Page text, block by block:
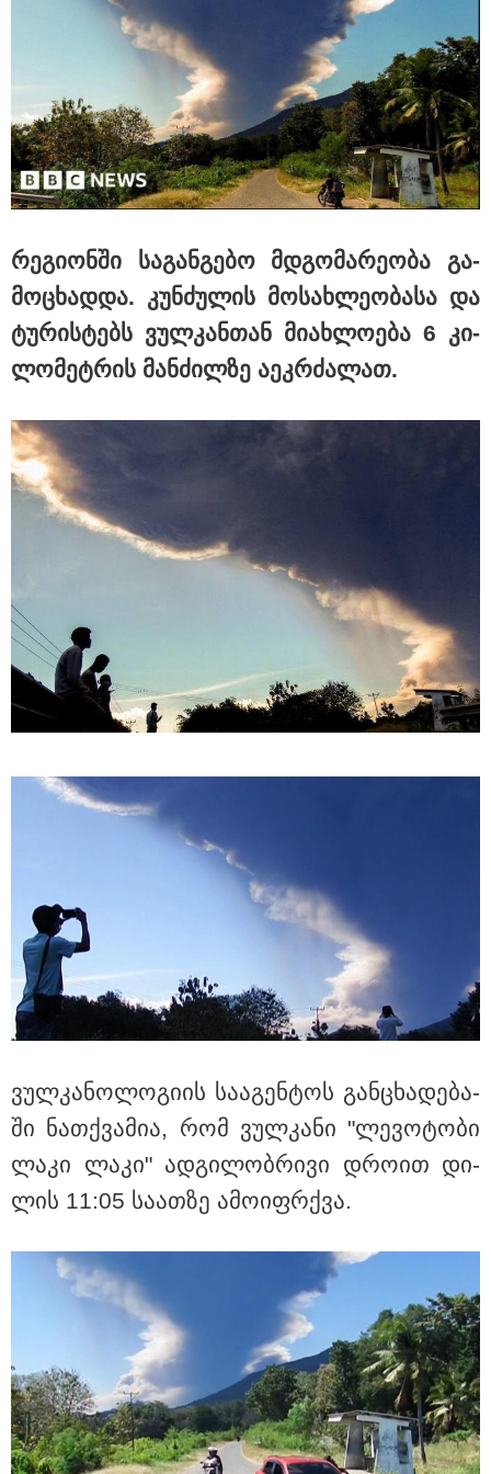
დედამიწაზე სიცოცხლის
წარმოშობის შესახებ აქამდე
არსებული თეორიები თავდაყირა
დგება - რა აღმოაჩინეს
მეცნიერებმა?
11:18 / 08-08-2026
"კიევი, დასავლეთი და ქართველი რადიკალები
სამხრეთ კავკასიაში თბილისის ახალ სისხლიან
ავანტიურებში ჩათრევას ცდილობენ" - რუსეთის
11:17 / 08-08-2026
არშემდგარი ქორწინება 15 წლით უფროს
ქართველთან - ალინა კაბაევას საიდუმლო
ცხოვრება: როგორ გამოიყურებოდა ის პლასტიკურ
ოპერაციებამდე
"არასდროს მითქვამს, რომ ჩვენები ხელებაწეულს ან
დატყვევებულს "ხვრეტდნენ", ეგ არასდროს მინახავს
და არც რაიმე ფაქტი ვიცი" - გიორგი ბარამიძე
რე­გი­ონ­ში სა­გან­გე­ბო მდგო­მა­რე­ო­ბა გა­
მო­ცხად­და. კუნ­ძუ­ლის მო­სახ­ლე­ო­ბა­სა და
ტუ­რის­ტებს ვულ­კან­თან მი­ახ­ლო­ე­ბა 6 კი­
ლო­მეტ­რის მან­ძილ­ზე აეკ­რძა­ლათ.
ვულ­კა­ნო­ლო­გი­ის სა­ა­გენ­ტოს გან­ცხა­დე­ბა­
ში ნათ­ქვა­მია, რომ ვულ­კა­ნი "ლე­ვო­ტო­ბი
ლაკი ლაკი" ად­გი­ლობ­რი­ვი დრო­ით დი­
ლის 11:05 სა­ათ­ზე ამო­იფ­რქვა.